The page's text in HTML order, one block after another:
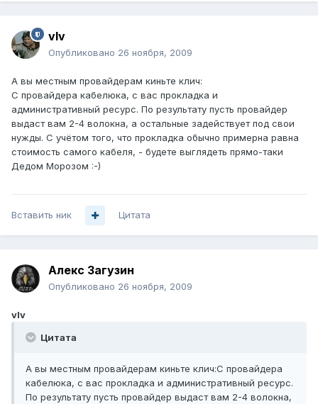
vIv
Опубликовано 26 ноября, 2009
А вы местным провайдерам киньте клич:
С провайдера кабелюка, с вас прокладка и
административный ресурс. По результату пусть провайдер
выдаст вам 2-4 волокна, а остальные задействует под свои
нужды. С учётом того, что прокладка обычно примерна равна
стоимость самого кабеля, - будете выглядеть прямо-таки
Дедом Морозом :-)
Вставить ник Цитата
Алекс Загузин
Опубликовано 26 ноября, 2009
vIv
Цитата
А вы местным провайдерам киньте клич:С провайдера
кабелюка, с вас прокладка и административный ресурс.
По результату пусть провайдер выдаст вам 2-4 волокна,